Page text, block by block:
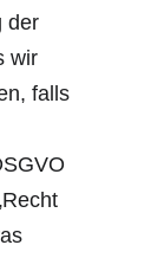
der
wir
falls